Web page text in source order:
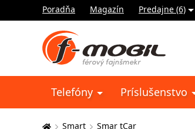
Poradňa Magazín Predajne (6)
Telefóny Príslušenstvo
Smart Smar tCar